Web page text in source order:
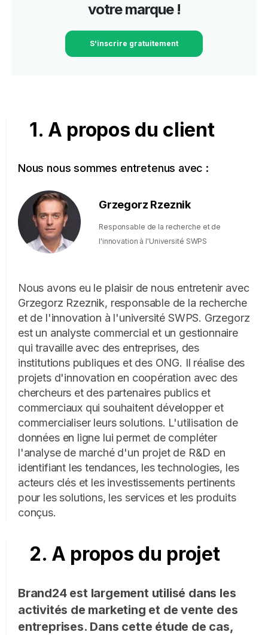
votre marque !
S'inscrire gratuitement
1. A propos du client
Nous nous sommes entretenus avec :
Grzegorz Rzeznik
Responsable de la recherche et de
l'innovation à l'Université SWPS
Nous avons eu le plaisir de nous entretenir avec
Grzegorz Rzeznik, responsable de la recherche
et de l'innovation à l'université SWPS. Grzegorz
est un analyste commercial et un gestionnaire
qui travaille avec des entreprises, des
institutions publiques et des ONG. Il réalise des
projets d'innovation en coopération avec des
chercheurs et des partenaires publics et
commerciaux qui souhaitent développer et
commercialiser leurs solutions. L'utilisation de
données en ligne lui permet de compléter
l'analyse de marché d'un projet de R&D en
identifiant les tendances, les technologies, les
acteurs clés et les investissements pertinents
pour les solutions, les services et les produits
conçus.
2. A propos du projet
Brand24 est largement utilisé dans les
activités de marketing et de vente des
entreprises. Dans cette étude de cas,